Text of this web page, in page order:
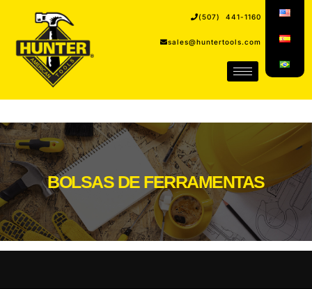
(507) 441-1160
sales@huntertools.com
BOLSAS DE FERRAMENTAS